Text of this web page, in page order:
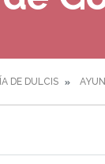
DE DULCIS